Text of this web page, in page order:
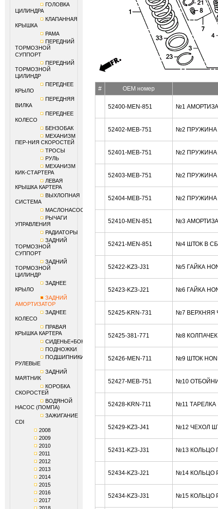
ГОЛОВКА
ЦИЛИНДРА
КЛАПАННАЯ
КРЫШКА
РАМА
ПЕРЕДНИЙ
ТОРМОЗНОЙ
СУППОРТ
ПЕРЕДНИЙ
ТОРМОЗНОЙ
ЦИЛИНДР
ПЕРЕДНЕЕ
КРЫЛО
ПЕРЕДНЯЯ
ВИЛКА
ПЕРЕДНЕЕ
КОЛЕСО
БЕНЗОБАК
МЕХАНИЗМ
ПЕР-НИЯ СКОРОСТЕЙ
ТРОСЫ
РУЛЬ
МЕХАНИЗМ
КИК-СТАРТЕРА
ЛЕВАЯ
КРЫШКА КАРТЕРА
ВЫХЛОПНАЯ
СИСТЕМА
МАСЛОНАСОС
РЫЧАГИ
УПРАВЛЕНИЯ
РАДИАТОРЫ
ЗАДНИЙ
ТОРМОЗНОЙ
СУППОРТ
ЗАДНИЙ
ТОРМОЗНОЙ
ЦИЛИНДР
ЗАДНЕЕ
КРЫЛО
ЗАДНИЙ
АМОРТИЗАТОР
ЗАДНЕЕ
КОЛЕСО
ПРАВАЯ
КРЫШКА КАРТЕРА
СИДЕНЬЕ+БОКОВИНЫ
ПОДНОЖКИ
ПОДШИПНИКИ
РУЛЕВЫЕ
ЗАДНИЙ
МАЯТНИК
КОРОБКА
СКОРОСТЕЙ
ВОДЯНОЙ
НАСОС (ПОМПА)
ЗАЖИГАНИЕ
CDI
2008
2009
2010
2011
2012
2013
2014
2015
2016
2017
# OEM номер
52400-MEN-851 №1
52402-MEB-751 №2 ПРУЖИНА
52401-MEB-751 №2 ПРУЖИНА
52403-MEB-751 №2 ПРУЖИНА
52404-MEB-751 №2 ПРУЖИНА
52410-MEN-851 №3
52421-MEN-851 №4 ШТОК В
52422-KZ3-J31 №5 ГАЙКА
52423-KZ3-J21 №6 ГАЙКА
52425-KRN-731 №7 ВЕРХНЯЯ
52425-381-771 №8 КОЛПАЧЕК
52426-MEN-711 №9 ШТОК
52427-MEB-751 №10
52428-KRN-711 №11 ТАРЕЛКА
52429-KZ3-J41 №12 ЧЕХОЛ
52431-KZ3-J31 №13 КОЛЬЦО
52434-KZ3-J21 №14 КОЛЬЦО
52434-KZ3-J31 №15 КОЛЬЦО